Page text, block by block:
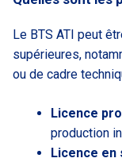
Le BTS ATI peut
supérieures,
ou de cadre
Licence
production
Licence en